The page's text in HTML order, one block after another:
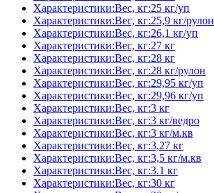
Характеристики:Вес, кг:25 кг/уп
Характеристики:Вес, кг:25,9 кг/рулон
Характеристики:Вес, кг:26,1 кг/уп
Характеристики:Вес, кг:27 кг
Характеристики:Вес, кг:28 кг
Характеристики:Вес, кг:28 кг/рулон
Характеристики:Вес, кг:29,95 кг/уп
Характеристики:Вес, кг:29,96 кг/уп
Характеристики:Вес, кг:3 кг
Характеристики:Вес, кг:3 кг/ведро
Характеристики:Вес, кг:3 кг/м.кв
Характеристики:Вес, кг:3,27 кг
Характеристики:Вес, кг:3,5 кг/м.кв
Характеристики:Вес, кг:3.1 кг
Характеристики:Вес, кг:30 кг